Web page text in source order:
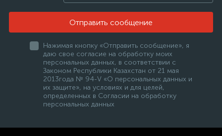
Отправить сообщение
Нажимая кнопку «Отправить сообщение», я
даю свое согласие на обработку моих
персональных данных, в соответствии с
Законом Республики Казахстан от 21 мая
2013года № 94-V «О персональных данных и
их защите», на условиях и для целей,
определенных в Согласии на обработку
персональных данных